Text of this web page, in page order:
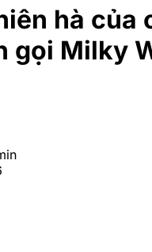
hà của
gọi Milky